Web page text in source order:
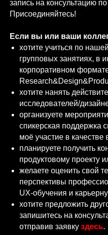
запись на консультацию
Присоединяйтесь!
Если вы или ваши
хотите учиться по
групповых занятиях, в
корпоративном
хотите нанять
исследователей/
организуете
спикерская поддержка
моё участие в
планируете получить
продуктовому проекту
желаете оценить свой
перспективы
UX-обучения и
хотите предложить
запишитесь на
отправив заявку здесь.